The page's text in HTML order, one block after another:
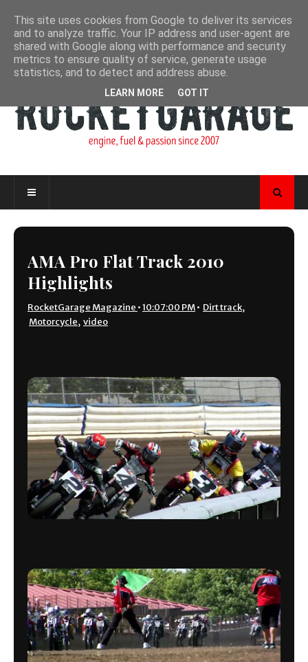
AMA Pro Flat Track 2010
Highlights
RocketGarage Magazine •10:07:00 PM• Dirt track,
Motorcycle, video
This site uses cookies from Google to deliver its services
and to analyze traffic. Your IP address and user-agent are
shared with Google along with performance and security
metrics to ensure quality of service, generate usage
statistics, and to detect and address abuse.
LEARN MORE GOT IT